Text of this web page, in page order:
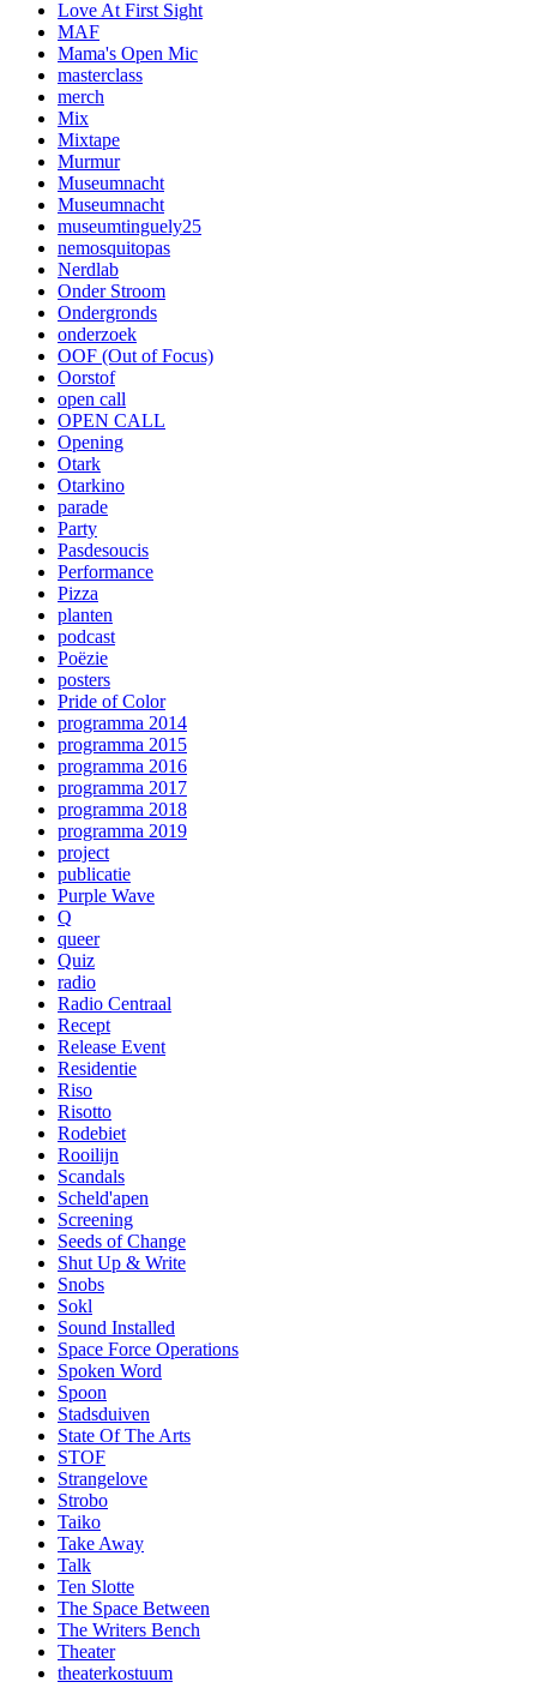
Love At First Sight
MAF
Mama's Open Mic
masterclass
merch
Mix
Mixtape
Murmur
Museumnacht
Museumnacht
museumtinguely25
nemosquitopas
Nerdlab
Onder Stroom
Ondergronds
onderzoek
OOF (Out of Focus)
Oorstof
open call
OPEN CALL
Opening
Otark
Otarkino
parade
Party
Pasdesoucis
Performance
Pizza
planten
podcast
Poëzie
posters
Pride of Color
programma 2014
programma 2015
programma 2016
programma 2017
programma 2018
programma 2019
project
publicatie
Purple Wave
Q
queer
Quiz
radio
Radio Centraal
Recept
Release Event
Residentie
Riso
Risotto
Rodebiet
Rooilijn
Scandals
Scheld'apen
Screening
Seeds of Change
Shut Up & Write
Snobs
Sokl
Sound Installed
Space Force Operations
Spoken Word
Spoon
Stadsduiven
State Of The Arts
STOF
Strangelove
Strobo
Taiko
Take Away
Talk
Ten Slotte
The Space Between
The Writers Bench
Theater
theaterkostuum